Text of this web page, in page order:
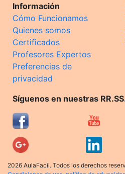
Información
Cómo Funcionamos
Quienes somos
Certificados
Profesores Expertos
Preferencias de
privacidad
Síguenos en nuestras
2026 AulaFacil. Todos los derechos